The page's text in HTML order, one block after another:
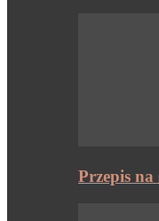
Przepis na